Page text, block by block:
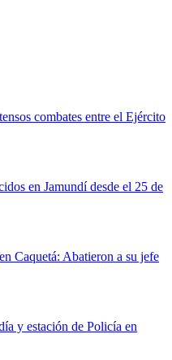
combates entre el Ejército
en Jamundí desde el 25 de
Caquetá: Abatieron a su jefe
y estación de Policía en